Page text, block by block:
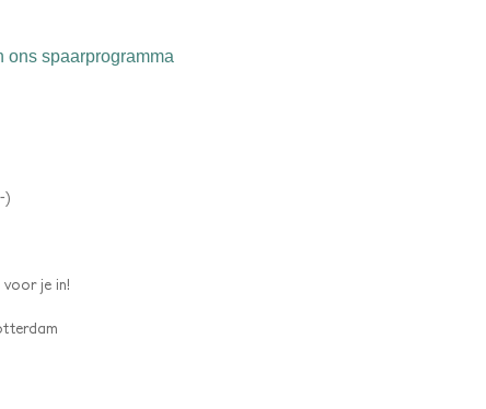
ons spaarprogramma
)
voor je in!